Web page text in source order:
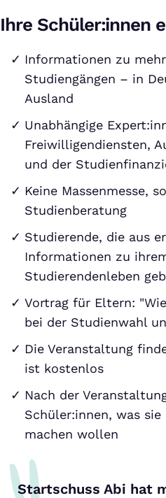
Ihre Schüler:innen
Informationen zu
Studiengängen – in
Ausland
Unabhängige
Freiwilligendiensten,
und der
Keine Massenmesse,
Studienberatung
Studierende, die aus
Informationen zu
Studierendenleben
Vortrag für Eltern:
bei der Studienwahl
Die Veranstaltung
ist kostenlos
Nach der
Schüler:innen, was
machen wollen
Startschuss Abi hat